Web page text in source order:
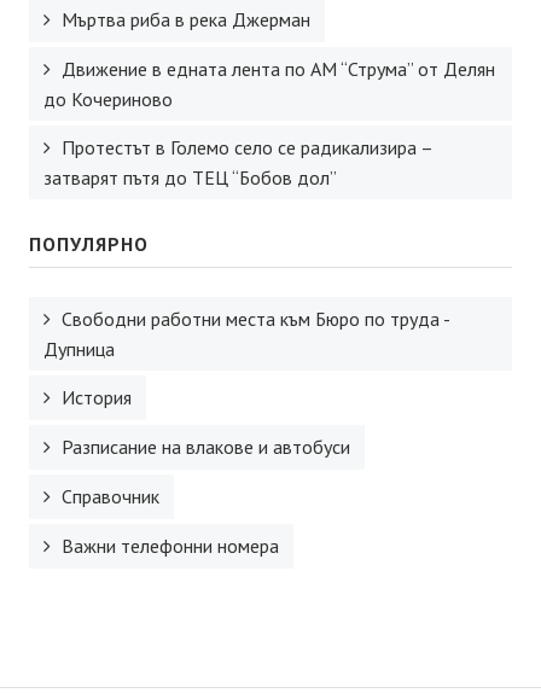
Мъртва риба в река Джерман
Движение в едната лента по АМ “Струма” от Делян
до Кочериново
Протестът в Големо село се радикализира –
затварят пътя до ТЕЦ “Бобов дол”
ПОПУЛЯРНО
Свободни работни места към Бюро по труда -
Дупница
История
Разписание на влакове и автобуси
Справочник
Важни телефонни номера